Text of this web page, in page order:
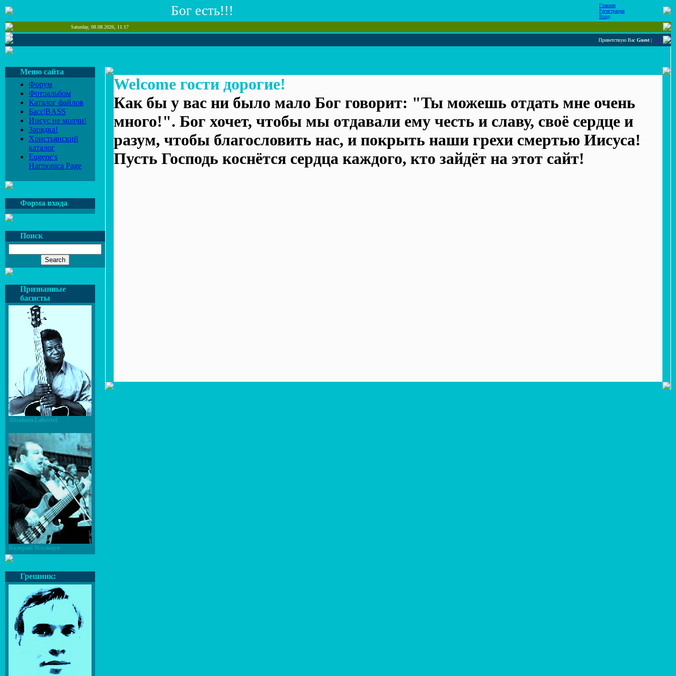
Бог есть!!!
Главная
Регистрация
Вход
Saturday, 08.08.2026, 11:17
Приветствую Вас Guest | RSS
Меню сайта
Форум
Фотоальбом
Каталог файлов
Басс|BASS
Иисус не молчи!
Зарядка!
Христьянский
каталог
Eugene's
Harmonica Page
Форма входа
Поиск
Признанные
басисты
Abraham Laboriel
Валерий Усольцев
Грешник:
Welcome гости дорогие!
Как бы у вас ни было мало Бог говорит: "Ты можешь отдать мне очень
много!". Бог хочет, чтобы мы отдавали ему честь и славу, своё сердце и
разум, чтобы благословить нас, и покрыть наши грехи смертью Иисуса!
Пусть Господь коснётся сердца каждого, кто зайдёт на этот сайт!